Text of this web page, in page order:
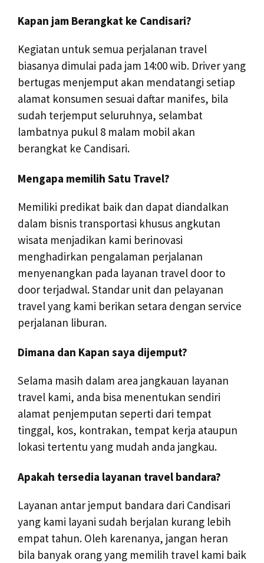
Kapan jam Berangkat ke Candisari?
Kegiatan untuk semua perjalanan travel
biasanya dimulai pada jam 14:00 wib. Driver yang
bertugas menjemput akan mendatangi setiap
alamat konsumen sesuai daftar manifes, bila
sudah terjemput seluruhnya, selambat
lambatnya pukul 8 malam mobil akan
berangkat ke Candisari.
Mengapa memilih Satu Travel?
Memiliki predikat baik dan dapat diandalkan
dalam bisnis transportasi khusus angkutan
wisata menjadikan kami berinovasi
menghadirkan pengalaman perjalanan
menyenangkan pada layanan travel door to
door terjadwal. Standar unit dan pelayanan
travel yang kami berikan setara dengan service
perjalanan liburan.
Dimana dan Kapan saya dijemput?
Selama masih dalam area jangkauan layanan
travel kami, anda bisa menentukan sendiri
alamat penjemputan seperti dari tempat
tinggal, kos, kontrakan, tempat kerja ataupun
lokasi tertentu yang mudah anda jangkau.
Apakah tersedia layanan travel bandara?
Layanan antar jemput bandara dari Candisari
yang kami layani sudah berjalan kurang lebih
empat tahun. Oleh karenanya, jangan heran
bila banyak orang yang memilih travel kami baik